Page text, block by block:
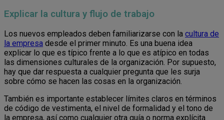
Explicar la cultura y flujo de trabajo
Los nuevos empleados deben familiarizarse con la cultura de
la empresa desde el primer minuto. Es una buena idea
explicar lo que es típico frente a lo que es atípico en todas
las dimensiones culturales de la organización. Por supuesto,
hay que dar respuesta a cualquier pregunta que les surja
sobre cómo se hacen las cosas en la organización.
También es importante establecer límites claros en términos
de código de vestimenta, el nivel de formalidad y el tono de
la empresa, así como cualquier otra guía o norma explícita